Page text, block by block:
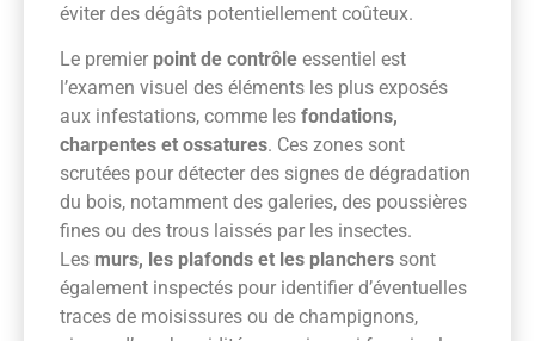
éviter des dégâts potentiellement coûteux.
Le premier point de contrôle essentiel est
l’examen visuel des éléments les plus exposés
aux infestations, comme les fondations,
charpentes et ossatures. Ces zones sont
scrutées pour détecter des signes de dégradation
du bois, notamment des galeries, des poussières
fines ou des trous laissés par les insectes.
Les murs, les plafonds et les planchers sont
également inspectés pour identifier d’éventuelles
traces de moisissures ou de champignons,